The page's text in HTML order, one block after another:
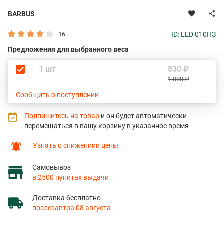
BARBUS
16
ID: LED 010ПЗ
Предложения для выбранного веса
1 шт 830 ₽
1 008 ₽
Сообщить о поступлении
Узнать о снижениии цены
Самовывоз
в 2500 пунктах выдачи
Доставка бесплатно
послезавтра 08 августа
Подпишитесь на товар и он будет автоматически
перемещаться в вашу корзину в указанное время